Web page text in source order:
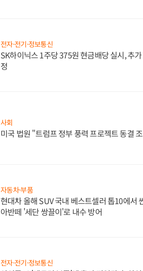
전자·전기·정보통신
SK하이닉스 1주당 375원 현금배당 실시, 추
정
사회
미국 법원 "트럼프 정부 풍력 프로젝트 동결
자동차·부품
현대차 올해 SUV 국내 베스트셀러 톱10에서
아반떼 '세단 쌍끌이'로 내수 방어
전자·전기·정보통신